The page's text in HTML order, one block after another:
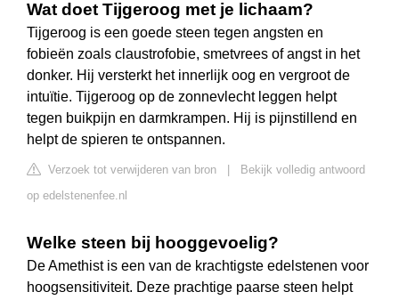
Wat doet Tijgeroog met je lichaam?
Tijgeroog is een goede steen tegen angsten en
fobieën zoals claustrofobie, smetvrees of angst in het
donker. Hij versterkt het innerlijk oog en vergroot de
intuïtie. Tijgeroog op de zonnevlecht leggen helpt
tegen buikpijn en darmkrampen. Hij is pijnstillend en
helpt de spieren te ontspannen.
Verzoek tot verwijderen van bron
Bekijk volledig antwoord
op edelstenenfee.nl
Welke steen bij hooggevoelig?
De Amethist is een van de krachtigste edelstenen voor
hoogsensitiviteit. Deze prachtige paarse steen helpt